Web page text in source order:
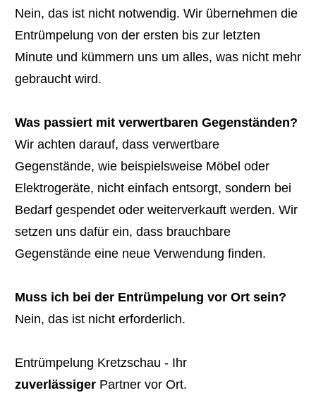
Nein, das ist nicht notwendig. Wir übernehmen die
Entrümpelung von der ersten bis zur letzten
Minute und kümmern uns um alles, was nicht mehr
gebraucht wird.
Was passiert mit verwertbaren Gegenständen?
Wir achten darauf, dass verwertbare
Gegenstände, wie beispielsweise Möbel oder
Elektrogeräte, nicht einfach entsorgt, sondern bei
Bedarf gespendet oder weiterverkauft werden. Wir
setzen uns dafür ein, dass brauchbare
Gegenstände eine neue Verwendung finden.
Muss ich bei der Entrümpelung vor Ort sein?
Nein, das ist nicht erforderlich.
Entrümpelung Kretzschau - Ihr
zuverlässiger Partner vor Ort.